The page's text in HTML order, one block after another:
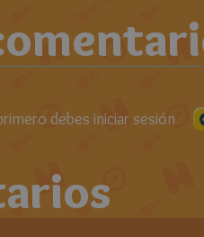
debes iniciar sesión